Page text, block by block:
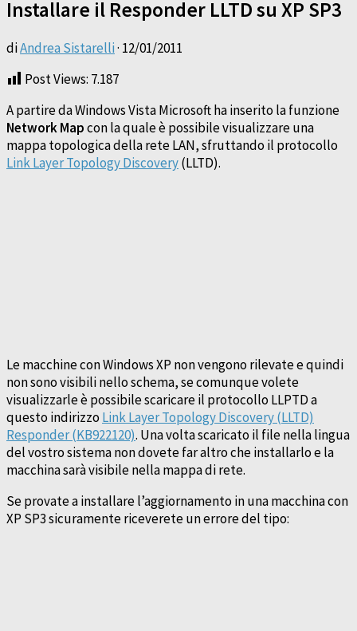
Installare il Responder LLTD su XP SP3
diAndrea Sistarelli· 12/01/2011
Post Views: 7.187
A partire da Windows Vista Microsoft ha inserito la funzione
Network Mapcon la quale è possibile visualizzare una
mappa topologica della rete LAN, sfruttando il protocollo
Link Layer Topology Discovery(LLTD).
Le macchine con Windows XP non vengono rilevate e quindi
non sono visibili nello schema, se comunque volete
visualizzarle è possibile scaricare il protocollo LLPTD a
questo indirizzo Link Layer Topology Discovery (LLTD)
Responder (KB922120). Una volta scaricato il file nella lingua
del vostro sistema non dovete far altro che installarlo e la
macchina sarà visibile nella mappa di rete.
Se provate a installare l’aggiornamento in una macchina con
XP SP3 sicuramente riceverete un errore del tipo: